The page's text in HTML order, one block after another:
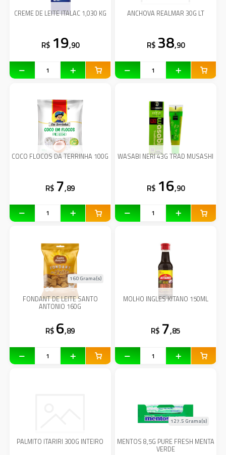
CREME DE LEITE ITALAC 1,030 KG
R$ 19,90
ANCHOVA REALMAR 30G LT
R$ 38,90
COCO FLOCOS DA TERRINHA 100G
R$ 7,89
WASABI NERI 43G TRAD MUSASHI
R$ 16,90
FONDANT DE LEITE SANTO
ANTONIO 160G
160 Grama(s)
R$ 6,89
MOLHO INGLES KITANO 150ML
R$ 7,85
PALMITO ITARIRI 300G INTEIRO MENTOS 8,5G PURE FRESH MENTA
VERDE
127.5 Grama(s)